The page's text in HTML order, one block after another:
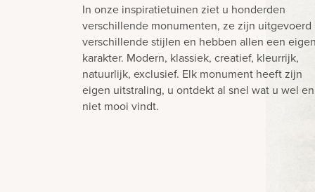
In onze inspiratietuinen ziet u honderden
verschillende monumenten, ze zijn uitgevoerd
verschillende stijlen en hebben allen een
karakter. Modern, klassiek, creatief, kleurrijk,
natuurlijk, exclusief. Elk monument heeft zijn
eigen uitstraling, u ontdekt al snel wat u wel en
niet mooi vindt.